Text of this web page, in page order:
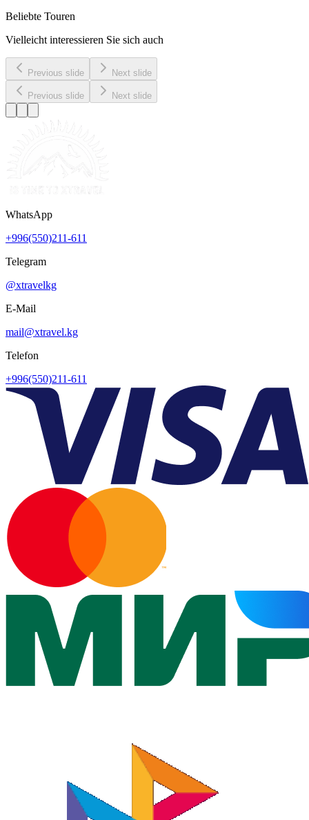
Beliebte Touren
Vielleicht interessieren Sie sich auch
Previous slide Next slide
Previous slide Next slide
WhatsApp
+996(550)211-611
Telegram
@xtravelkg
E-Mail
mail@xtravel.kg
Telefon
+996(550)211-611